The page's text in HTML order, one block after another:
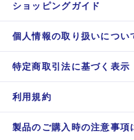
ショッピングガイド
個人情報の取り扱いについ
特定商取引法に基づく表示
利用規約
製品のご購入時の注意事項